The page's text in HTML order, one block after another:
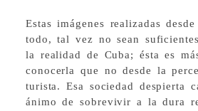
Estas imágenes realizadas
todo, tal vez no sean
la realidad de Cuba; ésta es
conocerla que no desde la
turista. Esa sociedad despierta
ánimo de sobrevivir a la dura